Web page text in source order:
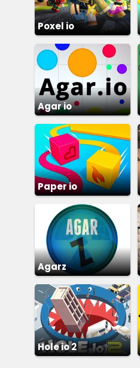
Poxel io
Agar io
Paper io
Agarz
Hole io 2